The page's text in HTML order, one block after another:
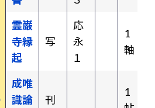
霊巌
寺縁
起
写
応
永
１
1
軸
成唯
識論
刊
1